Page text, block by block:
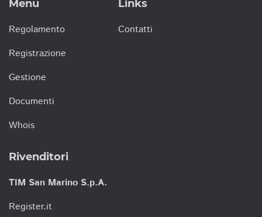
Menu
Regolamento
Registrazione
Gestione
Documenti
Whois
Links
Contatti
Rivenditori
TIM San Marino S.p.A.
Register.it